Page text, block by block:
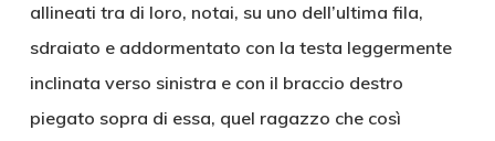
allineati tra di loro, notai, su uno dell’ultima fila,
sdraiato e addormentato con la testa leggermente
inclinata verso sinistra e con il braccio destro
piegato sopra di essa, quel ragazzo che così